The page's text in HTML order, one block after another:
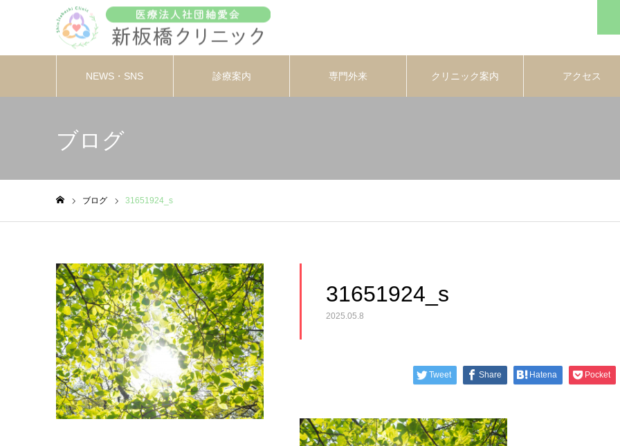
NEWS・SNS 診療案内 専門外来 クリニック案内 アクセス
ブログ
ブログ 31651924_s
31651924_s
2025.05.8
Tweet Share Hatena Pocket